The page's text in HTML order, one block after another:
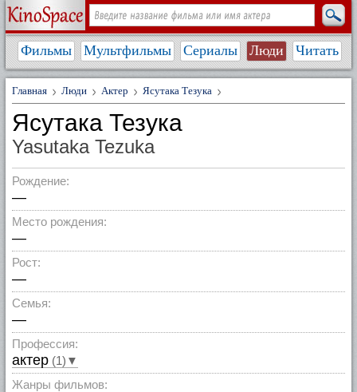
Фильмы Мультфильмы Сериалы Люди Читать
Главная Люди Актер Ясутака Тезука
Ясутака Тезука
Yasutaka Tezuka
Рождение:
—
Место рождения:
—
Рост:
—
Семья:
—
Профессия:
актер (1)▼
Жанры фильмов: